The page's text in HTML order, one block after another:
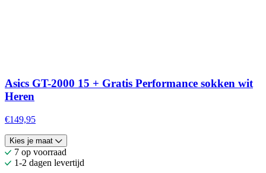
Asics GT-2000 15 + Gratis Performance sokken wit
Heren
€149,95
Kies je maat
7 op voorraad
1-2 dagen levertijd